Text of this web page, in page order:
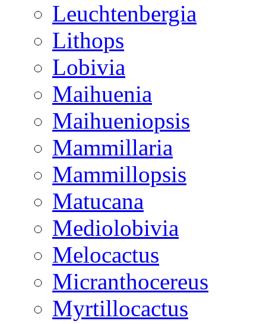
Leuchtenbergia
Lithops
Lobivia
Maihuenia
Maihueniopsis
Mammillaria
Mammillopsis
Matucana
Mediolobivia
Melocactus
Micranthocereus
Myrtillocactus